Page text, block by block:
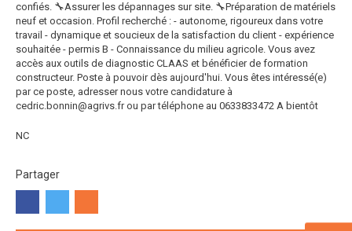
NC
confiés. 🔧Assurer les dépannages sur site. 🔧Préparation de matériels
neuf et occasion. Profil recherché : - autonome, rigoureux dans votre
travail - dynamique et soucieux de la satisfaction du client - expérience
souhaitée - permis B - Connaissance du milieu agricole. Vous avez
accès aux outils de diagnostic CLAAS et bénéficier de formation
constructeur. Poste à pouvoir dès aujourd'hui. Vous êtes intéressé(e)
par ce poste, adresser nous votre candidature à
cedric.bonnin@agrivs.fr ou par téléphone au 0633833472 A bientôt
Partager